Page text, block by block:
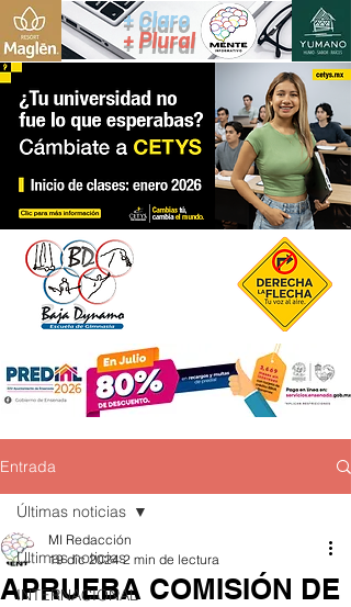
+ Claro
+ Plural
Entrada
Últimas noticias
INTERNACIONAL
Últimas noticias
APRUEBA COMISIÓN DE
MI Redacción
19 dic 2024 2 min de lectura